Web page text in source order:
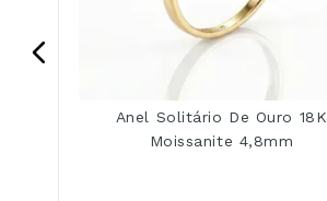
Anel Solitário De Ouro 18K
Moissanite 4,8mm